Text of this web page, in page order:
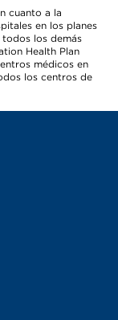
cuanto a la
en los planes
los demás
Health Plan
médicos en
los centros de